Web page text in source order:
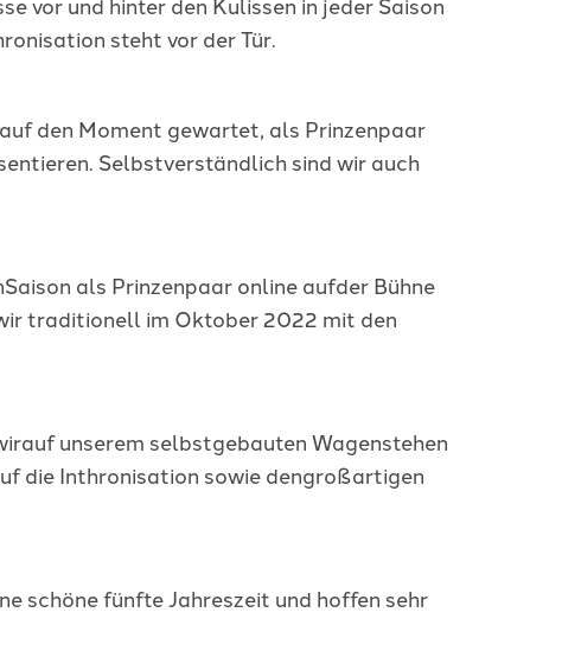
steht vor der Tür.
den Moment gewartet, als Prinzenpaar
Selbstverständlich sind wir auch
als Prinzenpaar online aufder Bühne
traditionell im Oktober 2022 mit den
unserem selbstgebauten Wagenstehen
die Inthronisation sowie dengroßartigen
schöne fünfte Jahreszeit und hoffen sehr